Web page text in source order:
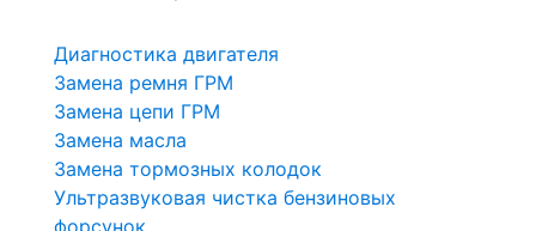
Диагностика двигателя
Замена ремня ГРМ
Замена цепи ГРМ
Замена масла
Замена тормозных колодок
Ультразвуковая чистка бензиновых
форсунок